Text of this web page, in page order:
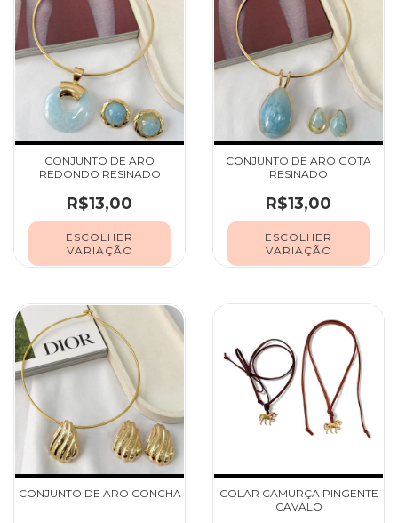
CONJUNTO DE ARO
REDONDO RESINADO
R$13,00
ESCOLHER
VARIAÇÃO
CONJUNTO DE ARO GOTA
RESINADO
R$13,00
ESCOLHER
VARIAÇÃO
CONJUNTO DE ARO CONCHA
COLAR CAMURÇA PINGENTE
CAVALO